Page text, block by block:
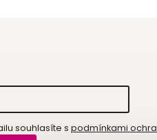
souhlasíte s podmínkami